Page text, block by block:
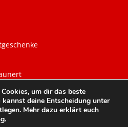
um dir das beste
deine Entscheidung unter
Mehr dazu erklärt euch
.